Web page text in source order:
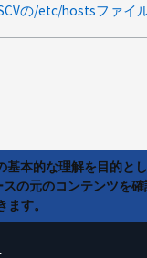
の/etc/hostsファイ
本的な理解を目的と
の元のコンテンツを
す。